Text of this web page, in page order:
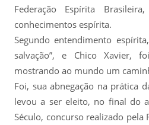
Federação Espírita
conhecimentos espírita.
Segundo entendimento
salvação”, e Chico Xavier,
mostrando ao mundo um
Foi, sua abnegação na prática
levou a ser eleito, no final do
Século, concurso realizado pela